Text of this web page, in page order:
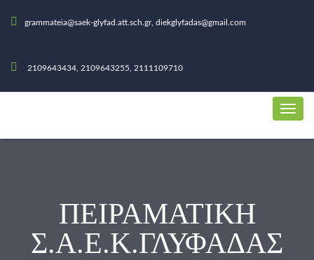
grammateia@saek-glyfad.att.sch.gr, diekglyfadas@gmail.com
2109643434, 2109643255, 2111109710
ΠΕΙΡΑΜΑΤΙΚΉ
Σ.Α.Ε.Κ.ΓΛΥΦΆΔΑΣ